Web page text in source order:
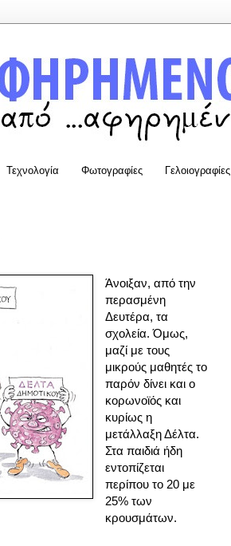
Τεχνολογία Φωτογραφίες Γελοιογραφίες
Άνοιξαν, από την
περασμένη
Δευτέρα, τα
σχολεία. Όμως,
μαζί με τους
μικρούς μαθητές το
παρόν δίνει και ο
κορωνοϊός και
κυρίως η
μετάλλαξη Δέλτα.
Στα παιδιά ήδη
εντοπίζεται
περίπου το 20 με
25% των
κρουσμάτων.